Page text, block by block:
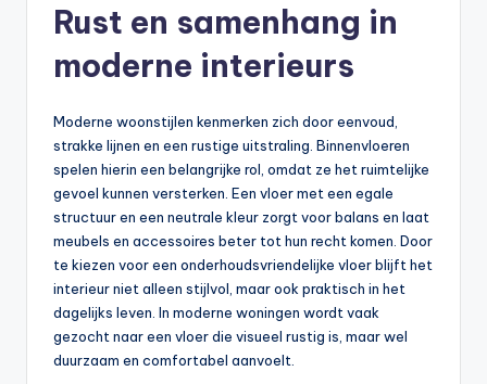
Rust en samenhang in
moderne interieurs
Moderne woonstijlen kenmerken zich door eenvoud,
strakke lijnen en een rustige uitstraling. Binnenvloeren
spelen hierin een belangrijke rol, omdat ze het ruimtelijke
gevoel kunnen versterken. Een vloer met een egale
structuur en een neutrale kleur zorgt voor balans en laat
meubels en accessoires beter tot hun recht komen. Door
te kiezen voor een onderhoudsvriendelijke vloer blijft het
interieur niet alleen stijlvol, maar ook praktisch in het
dagelijks leven. In moderne woningen wordt vaak
gezocht naar een vloer die visueel rustig is, maar wel
duurzaam en comfortabel aanvoelt.